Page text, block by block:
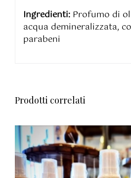
Ingredienti: Profumo di
acqua demineralizzata,
parabeni
Prodotti correlati